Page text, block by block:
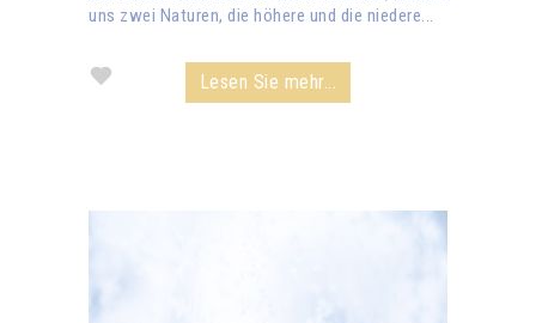
uns zwei Naturen, die höhere und die niedere...
Lesen Sie mehr...